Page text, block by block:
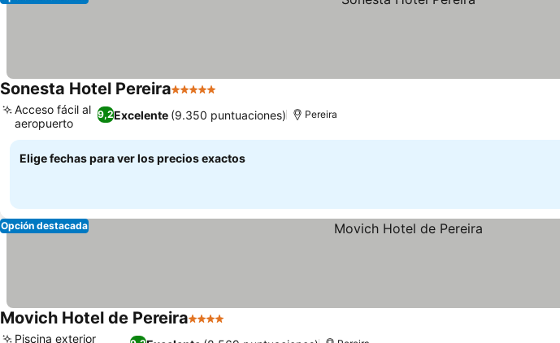
Sonesta Hotel Pereira5 Estrellas
9,2Excelente (9.350 puntuaciones)
Acceso fácil al
aeropuerto
Pereira
Elige fechas para ver los precios exactos
Opción destacada
Movich Hotel de Pereira4 Estrellas
Piscina exterior